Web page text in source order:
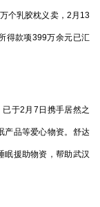
个乳胶枕义卖，2月13
得款项399万余元已汇
于2月7日携手居然之
产品等爱心物资。舒达
眠援助物资，帮助武汉